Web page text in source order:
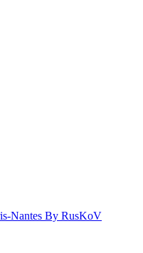
Nantes By RusKoV